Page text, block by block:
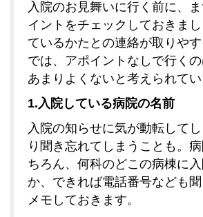
入院のお見舞いに行く前に、
イントをチェックしておきま
ているかたとの連絡が取りや
では、アポイントなしで行く
あまりよくないと考えられてい
1.入院している病院の名前
入院の知らせに気が動転して
り聞き忘れてしまうことも。
ちろん、何科のどこの病棟に
か、できれば電話番号なども
メモしておきます。